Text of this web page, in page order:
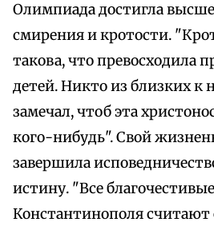
Олимпиада достигла
смирения и кротости.
такова, что превосходила
детей. Никто из близких к
замечал, чтоб эта
кого-нибудь". Свой
завершила
истину. "Все
Константинополя